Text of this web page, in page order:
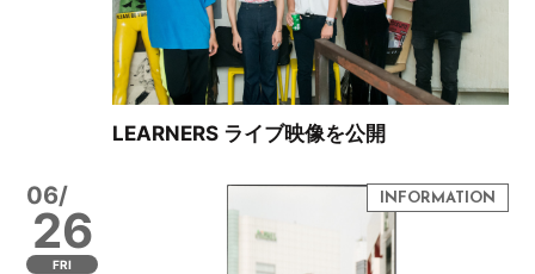
LEARNERS ライブ映像を公開
06/
26
FRI